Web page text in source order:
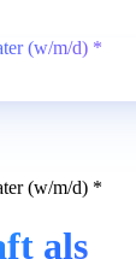
(w/m/d) *
(w/m/d) *
als